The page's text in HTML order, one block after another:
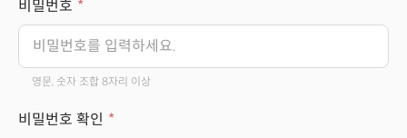
비밀번호
영문, 숫자 조합 8자리 이상
비밀번호 확인